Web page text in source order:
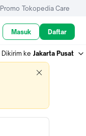
Promo Tokopedia Care
Masuk Daftar
Dikirim ke Jakarta Pusat